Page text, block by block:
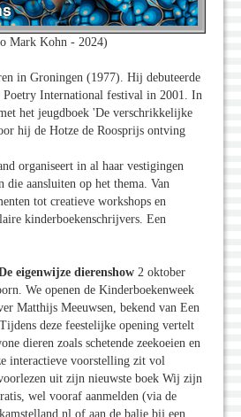
Mark Kohn - 2024)
in Groningen (1977). Hij debuteerde
Poetry International festival in 2001. In
het jeugdboek 'De verschrikkelijke
hij de Hotze de Roosprijs ontving
organiseert in al haar vestigingen
die aansluiten op het thema. Van
tot creatieve workshops en
kinderboekenschrijvers. Een
eigenwijze dierenshow 2 oktober
We openen de Kinderboekenweek
Matthijs Meeuwsen, bekend van Een
deze feestelijke opening vertelt
dieren zoals schetende zeekoeien en
interactieve voorstelling zit vol
uit zijn nieuwste boek Wij zijn
wel vooraf aanmelden (via de
of aan de balie bij een